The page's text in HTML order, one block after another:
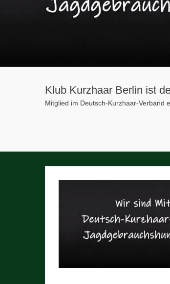
Klub Kurzhaar Berlin ist
Mitglied im Deutsch-Kurzhaar-Verband